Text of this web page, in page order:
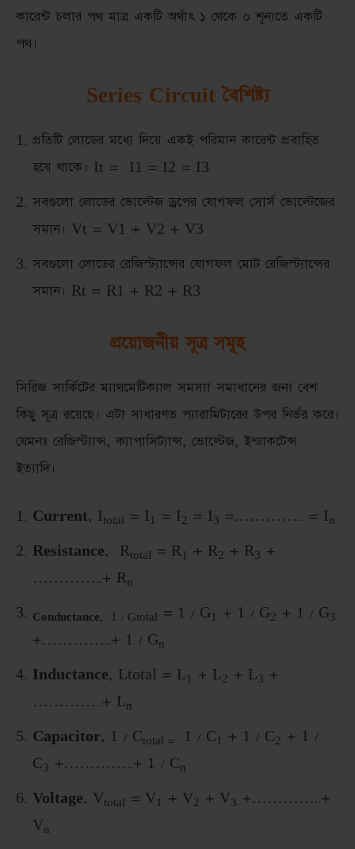
কারেন্ট চলার পথ মাত্র একটি অর্থাৎ ১ থেকে ০ শূন্যতে একটি
পথ।
Series Circuit বৈশিষ্ট্য
প্রতিটি লোডের মধ্যে দিয়ে একই পরিমান কারেন্ট প্রবাহিত
হয়ে থাকে। It = I1 = I2 = I3
সবগুলো লোডের ভোল্টেজ ড্রপের যোগফল সোর্স ভোল্টেজের
সমান। Vt = V1 + V2 + V3
সবগুলো লোডের রেজিস্ট্যান্সের যোগফল মোট রেজিস্ট্যান্সের
সমান। Rt = R1 + R2 + R3
প্রয়োজনীয় সূত্র সমূহ
সিরিজ সার্কিটের ম্যাথমেটিক্যাল সমস্যা সমাধানের জন্য বেশ
কিছু সূত্র রয়েছে। এটা সাধারণত প্যারামিটারের উপর নির্ভর করে।
যেমনঃ রেজিস্ট্যান্স, ক্যাপাসিট্যান্স, ভোল্টেজ, ইন্ডাকটেন্স
ইত্যাদি।
Current, Itotal = I1 = I2 = I3 =………….. = In
Resistance, Rtotal = R1 + R2 + R3 +
…………..+ Rn
Conductance, 1 / Gtotal = 1 / G1 + 1 / G2 + 1 / G3
+…………..+ 1 / Gn
Inductance, Ltotal = L1 + L2 + L3 +
…………..+ Ln
Capacitor, 1 / Ctotal = 1 / C1 + 1 / C2 + 1 /
C3 +…………..+ 1 / Cn
Voltage, Vtotal = V1 + V2 + V3 +…………..+
Vn